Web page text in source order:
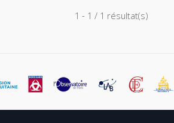
1 - 1 / 1 résultat(s)